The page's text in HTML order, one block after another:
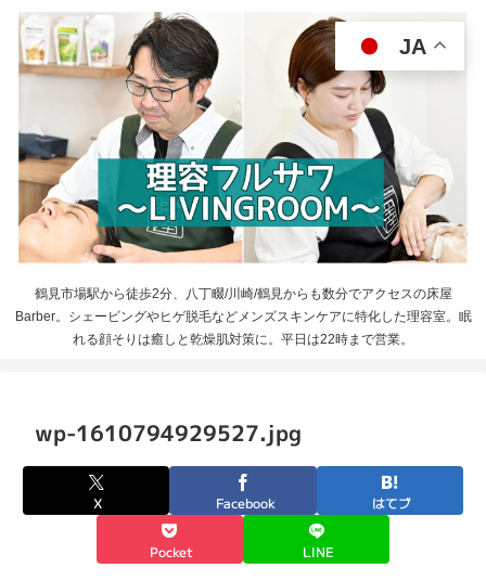
鶴見市場駅から徒歩2分、八丁畷/川崎/鶴見からも数分でアクセスの床屋
Barber。シェービングやヒゲ脱毛などメンズスキンケアに特化した理容室。眠
れる顔そりは癒しと乾燥肌対策に。平日は22時まで営業。
wp-1610794929527.jpg
X Facebook はてブ
Pocket LINE
JA